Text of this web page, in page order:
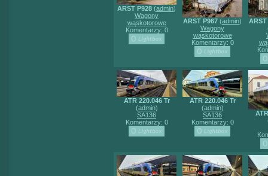
ARST P928 (admin)
Wagony
wąskotorowe
Komentarzy: 0
ARST P967 (admin)
Wagony
wąskotorowe
Komentarzy: 0
ATR 220.046 Tr
(admin)
SA136
Komentarzy: 0
ATR 220.046 Tr
(admin)
SA136
Komentarzy: 0